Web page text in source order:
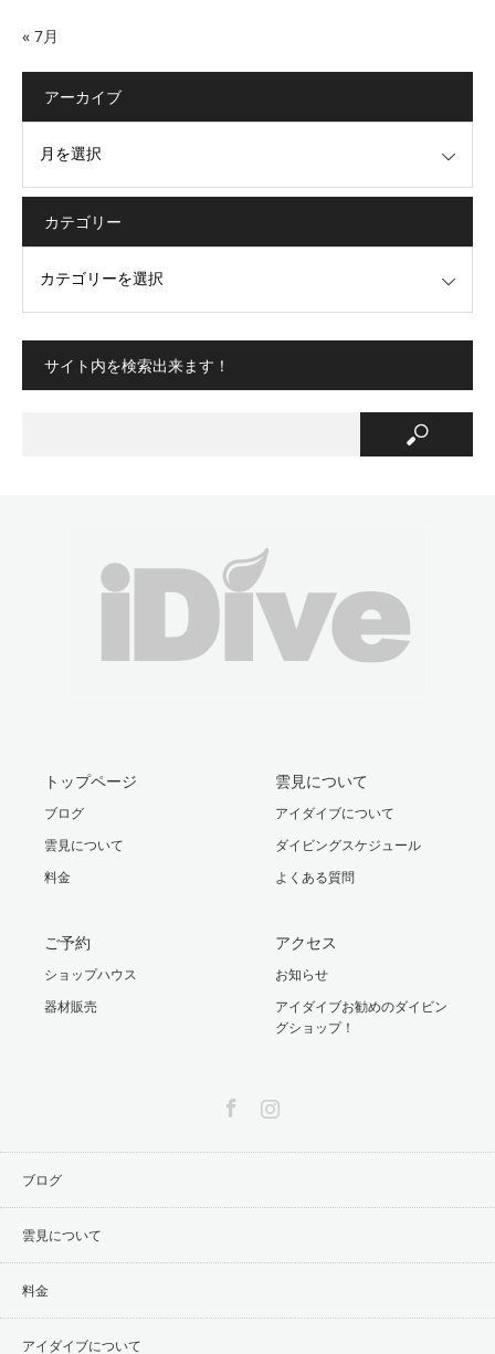
« 7月
アーカイブ
カテゴリー
サイト内を検索出来ます！
トップページ
ブログ
雲見について
料金
雲見について
アイダイブについて
ダイビングスケジュール
よくある質問
ご予約
ショップハウス
器材販売
アクセス
お知らせ
アイダイブお勧めのダイビン
グショップ！
ブログ
雲見について
料金
アイダイブについて